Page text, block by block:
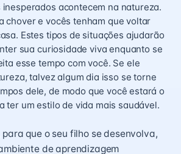
acontecem na natureza.
chover e vocês tenham que voltar
Estes tipos de situações ajudarão
sua curiosidade viva enquanto se
esse tempo com você. Se ele
talvez algum dia isso se torne
dele, de modo que você estará o
ter um estilo de vida mais saudável.
que o seu filho se desenvolva,
de aprendizagem